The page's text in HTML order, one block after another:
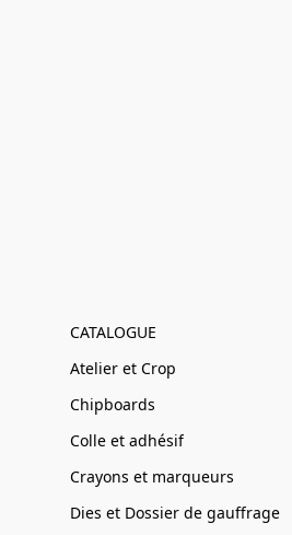
CATALOGUE
Atelier et Crop
Chipboards
Colle et adhésif
Crayons et marqueurs
Dies et Dossier de gauffrage